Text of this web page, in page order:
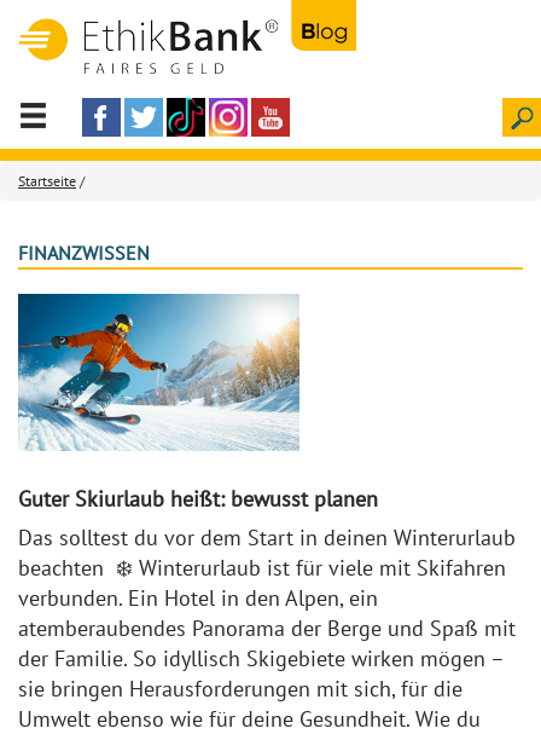
Startseite /
FINANZWISSEN
Guter Skiurlaub heißt: bewusst planen
Das solltest du vor dem Start in deinen Winterurlaub
beachten ❄️ Winterurlaub ist für viele mit Skifahren
verbunden. Ein Hotel in den Alpen, ein
atemberaubendes Panorama der Berge und Spaß mit
der Familie. So idyllisch Skigebiete wirken mögen –
sie bringen Herausforderungen mit sich, für die
Umwelt ebenso wie für deine Gesundheit. Wie du